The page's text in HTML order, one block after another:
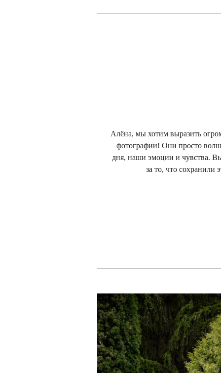
Алёна, мы хотим выразить
фотографии! Они просто
дня, наши эмоции и чувства.
за то, что